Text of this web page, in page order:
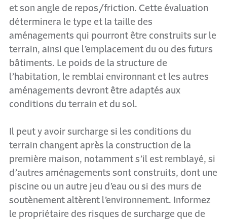
et son angle de repos/friction. Cette évaluation
déterminera le type et la taille des
aménagements qui pourront être construits sur le
terrain, ainsi que l’emplacement du ou des futurs
bâtiments. Le poids de la structure de
l’habitation, le remblai environnant et les autres
aménagements devront être adaptés aux
conditions du terrain et du sol.
Il peut y avoir surcharge si les conditions du
terrain changent après la construction de la
première maison, notamment s’il est remblayé, si
d’autres aménagements sont construits, dont une
piscine ou un autre jeu d’eau ou si des murs de
soutènement altèrent l’environnement. Informez
le propriétaire des risques de surcharge que de